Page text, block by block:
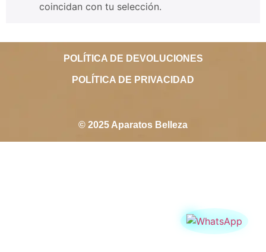
coincidan con tu selección.
POLÍTICA DE DEVOLUCIONES
POLÍTICA DE PRIVACIDAD
© 2025 Aparatos Belleza